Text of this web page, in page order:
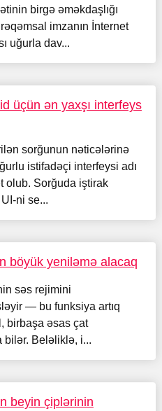
birgə əməkdaşlığı
imzanın İnternet
uğurla dav...
üçün ən yaxşı interfeys
sorğunun nəticələrinə
istifadəçi interfeysi adı
olub. Sorğuda iştirak
ni se...
böyük yeniləmə alacaq
səs rejimini
— bu funksiya artıq
birbaşa əsas çat
bilər. Beləliklə, i...
beyin çiplərinin